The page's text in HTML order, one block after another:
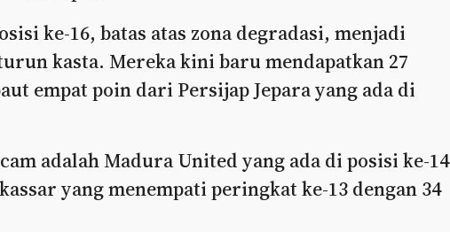
ke-16, batas atas zona degradasi, menjadi
kasta. Mereka kini baru mendapatkan 27
empat poin dari Persijap Jepara yang ada di
adalah Madura United yang ada di posisi ke-14
yang menempati peringkat ke-13 dengan 34